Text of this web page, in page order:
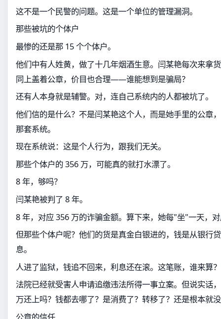
这不是一个民警的问题。这是一个单位的管理漏洞。
那些被坑的个体户
最惨的还是那 15 个个体户。
他们中有人姓黄，做了十几年烟酒生意。闫某艳每次来拿
同上盖着公章，价目也合理——谁能想到是骗局？
还有人本身就是辅警。对，连自己系统内的人都被坑了。
他们信的是什么？不是闫某艳这个人，而是她手里的公章
那套系统。
现在系统说：这是个人行为，跟我们无关。
那些个体户的 356 万，可能真的就打水漂了。
8 年，够吗？
闫某艳被判了 8 年。
8 年，对应 356 万的诈骗金额。算下来，她每"坐"一天，
但那些个体户呢？他们的货是真金白银进的，钱是从银行
息。
人进了监狱，钱追不回来，利息还在滚。这笔账，谁来算？
法院已经就受害人申请追缴违法所得一事立案。但说实话
万还上吗？钱都去哪了？是消费了？转移了？还是根本就